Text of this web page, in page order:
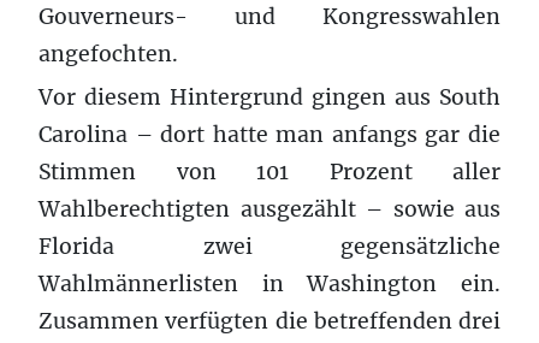
Gouverneurs- und Kongresswahlen
angefochten.
Vor diesem Hintergrund gingen aus South
Carolina – dort hatte man anfangs gar die
Stimmen von 101 Prozent aller
Wahlberechtigten ausgezählt – sowie aus
Florida zwei gegensätzliche
Wahlmännerlisten in Washington ein.
Zusammen verfügten die betreffenden drei